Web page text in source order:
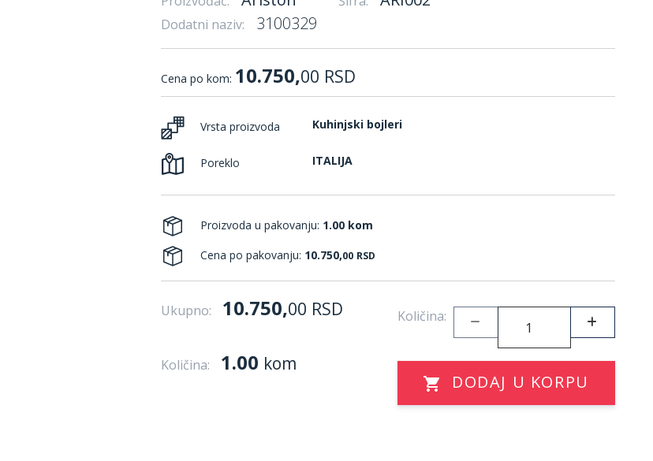
Dodatni naziv: 3100329
Cena po kom: 10.750,00 RSD
Vrsta proizvoda Kuhinjski bojleri
Poreklo ITALIJA
Proizvoda u pakovanju: 1.00 kom
Cena po pakovanju: 10.750,00 RSD
Ukupno: 10.750,00 RSD Količina:
Količina: 1.00 kom
DODAJ U KORPU